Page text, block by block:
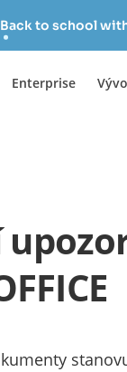
Back to school with
Enterprise